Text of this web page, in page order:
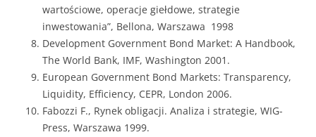
wartościowe, operacje giełdowe, strategie
inwestowania”, Bellona, Warszawa 1998
Development Government Bond Market: A Handbook,
The World Bank, IMF, Washington 2001.
European Government Bond Markets: Transparency,
Liquidity, Efficiency, CEPR, London 2006.
Fabozzi F., Rynek obligacji. Analiza i strategie, WIG-
Press, Warszawa 1999.